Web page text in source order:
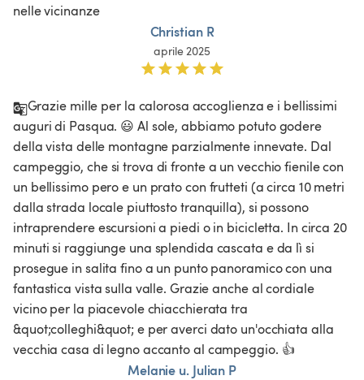
nelle vicinanze
Christian R
aprile 2025
Grazie mille per la calorosa accoglienza e i bellissimi
auguri di Pasqua. 😃 Al sole, abbiamo potuto godere
della vista delle montagne parzialmente innevate. Dal
campeggio, che si trova di fronte a un vecchio fienile con
un bellissimo pero e un prato con frutteti (a circa 10 metri
dalla strada locale piuttosto tranquilla), si possono
intraprendere escursioni a piedi o in bicicletta. In circa 20
minuti si raggiunge una splendida cascata e da lì si
prosegue in salita fino a un punto panoramico con una
fantastica vista sulla valle. Grazie anche al cordiale
vicino per la piacevole chiacchierata tra
&quot;colleghi&quot; e per averci dato un'occhiata alla
vecchia casa di legno accanto al campeggio. 👍
Melanie u. Julian P